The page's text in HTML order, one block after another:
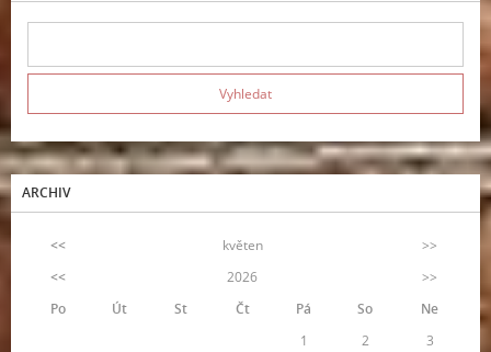
ARCHIV
<< květen
>>
<<
2026
>>
Po
Út St Čt Pá So
Ne
1
2
3